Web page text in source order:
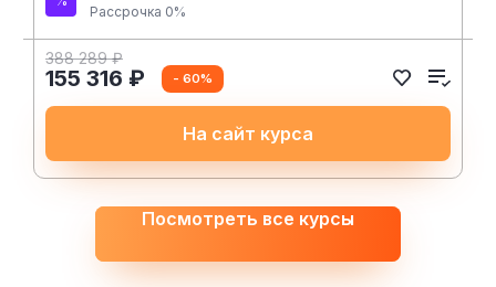
Рассрочка 0%
388 289 ₽
155 316 ₽ - 60%
На сайт курса
Посмотреть все курсы